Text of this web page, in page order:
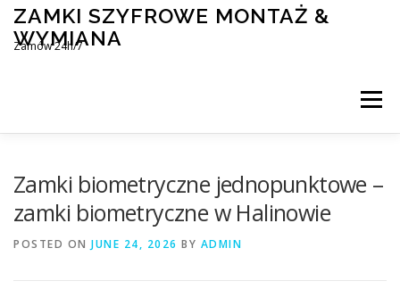
Skip
content
ZAMKI SZYFROWE MONTAŻ &
WYMIANA
Zamów 24h/7
Menu
Zamki biometryczne jednopunktowe –
zamki biometryczne w Halinowie
POSTED ON JUNE 24, 2026 BY ADMIN